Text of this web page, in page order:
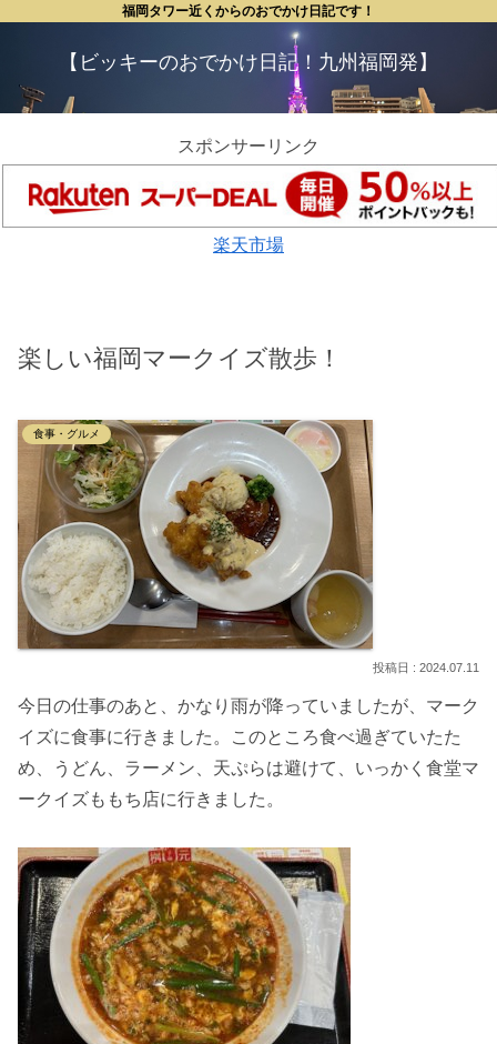
福岡タワー近くからのおでかけ日記です！
【ビッキーのおでかけ日記！九州福岡発】
スポンサーリンク
楽天市場
楽しい福岡マークイズ散歩！
食事・グルメ
2024.07.11
今日の仕事のあと、かなり雨が降っていましたが、マーク
イズに食事に行きました。このところ食べ過ぎていたた
め、うどん、ラーメン、天ぷらは避けて、いっかく食堂マ
ークイズももち店に行きました。